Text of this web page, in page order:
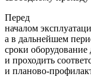
Перед
началом
а в дальнейшем
сроки оборудование
и проходить
и планово-